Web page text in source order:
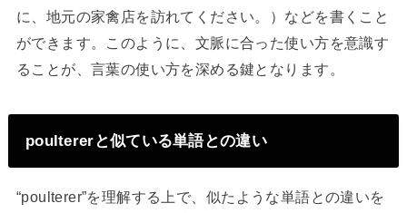
に、地元の家禽店を訪れてください。）などを書くこと
ができます。このように、文脈に合った使い方を意識す
ることが、言葉の使い方を深める鍵となります。
poultererと似ている単語との違い
“poulterer”を理解する上で、似たような単語との違いを